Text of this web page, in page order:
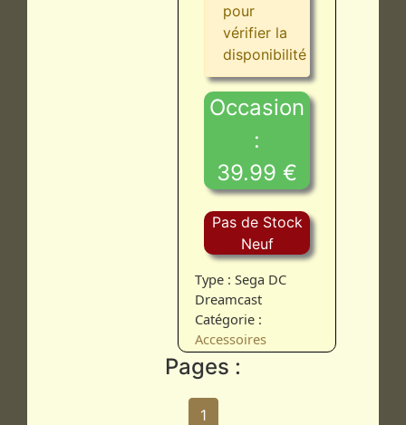
pour
vérifier la
disponibilité
Occasion
:
39.99 €
Pas de Stock
Neuf
Type : Sega DC
Dreamcast
Catégorie :
Accessoires
Pages :
1